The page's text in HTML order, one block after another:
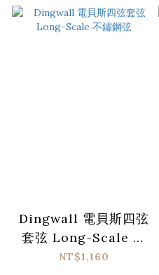
Dingwall 電貝斯四弦
套弦 Long-Scale 不
鏽鋼弦
NT$1,160